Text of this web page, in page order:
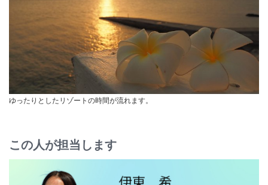
ゆったりとしたリゾートの時間が流れます。
この人が担当します